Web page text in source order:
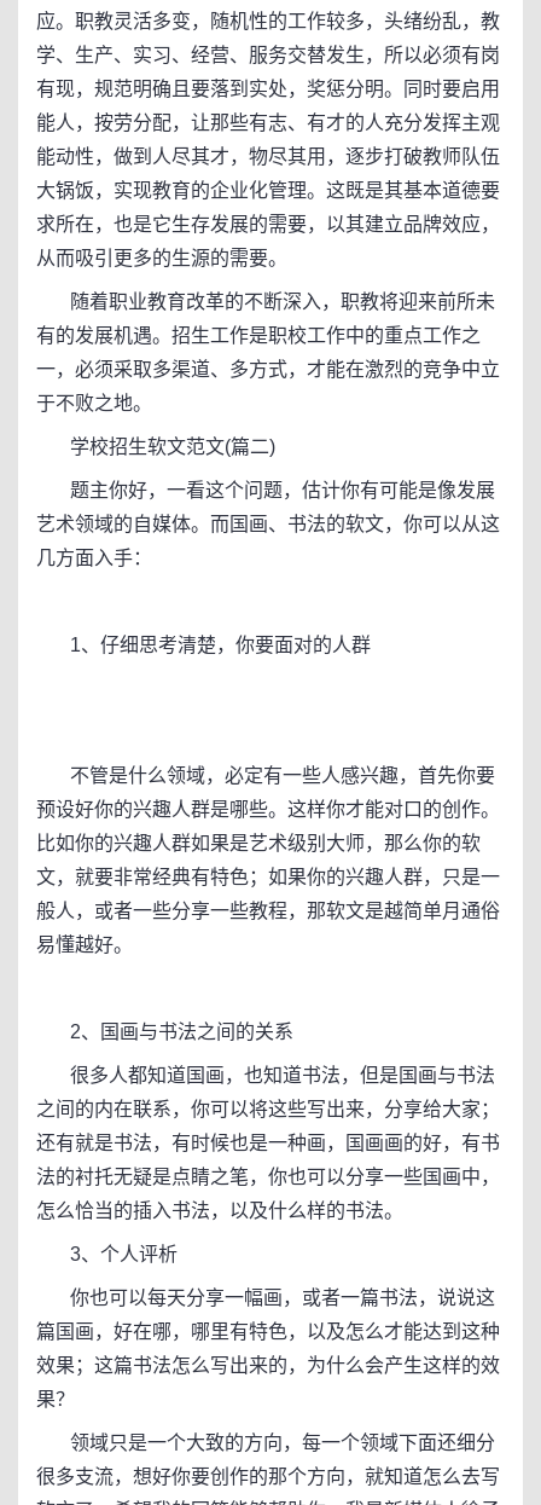
应。职教灵活多变，随机性的工作较多，头绪纷乱，教
学、生产、实习、经营、服务交替发生，所以必须有岗
有现，规范明确且要落到实处，奖惩分明。同时要启用
能人，按劳分配，让那些有志、有才的人充分发挥主观
能动性，做到人尽其才，物尽其用，逐步打破教师队伍
大锅饭，实现教育的企业化管理。这既是其基本道德要
求所在，也是它生存发展的需要，以其建立品牌效应，
从而吸引更多的生源的需要。
随着职业教育改革的不断深入，职教将迎来前所未
有的发展机遇。招生工作是职校工作中的重点工作之
一，必须采取多渠道、多方式，才能在激烈的竞争中立
于不败之地。
学校招生软文范文(篇二)
题主你好，一看这个问题，估计你有可能是像发展
艺术领域的自媒体。而国画、书法的软文，你可以从这
几方面入手：
1、仔细思考清楚，你要面对的人群
不管是什么领域，必定有一些人感兴趣，首先你要
预设好你的兴趣人群是哪些。这样你才能对口的创作。
比如你的兴趣人群如果是艺术级别大师，那么你的软
文，就要非常经典有特色；如果你的兴趣人群，只是一
般人，或者一些分享一些教程，那软文是越简单月通俗
易懂越好。
2、国画与书法之间的关系
很多人都知道国画，也知道书法，但是国画与书法
之间的内在联系，你可以将这些写出来，分享给大家；
还有就是书法，有时候也是一种画，国画画的好，有书
法的衬托无疑是点睛之笔，你也可以分享一些国画中，
怎么恰当的插入书法，以及什么样的书法。
3、个人评析
你也可以每天分享一幅画，或者一篇书法，说说这
篇国画，好在哪，哪里有特色，以及怎么才能达到这种
效果；这篇书法怎么写出来的，为什么会产生这样的效
果？
领域只是一个大致的方向，每一个领域下面还细分
很多支流，想好你要创作的那个方向，就知道怎么去写